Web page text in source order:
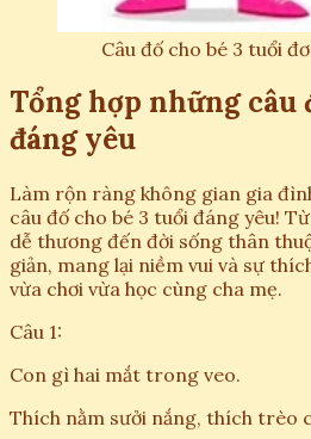
Câu đố cho bé 3 tuổi
Tổng hợp những câu
đáng yêu
Làm rộn ràng không gian gia
câu đố cho bé 3 tuổi đáng yêu!
dễ thương đến đời sống thân
giản, mang lại niềm vui và sự
vừa chơi vừa học cùng cha mẹ.
Câu 1:
Con gì hai mắt trong veo.
Thích nằm sưởi nắng, thích trèo